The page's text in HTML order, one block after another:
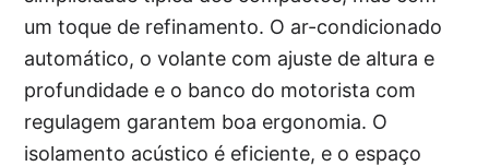
um toque de refinamento. O ar-condicionado
automático, o volante com ajuste de altura e
profundidade e o banco do motorista com
regulagem garantem boa ergonomia. O
isolamento acústico é eficiente, e o espaço